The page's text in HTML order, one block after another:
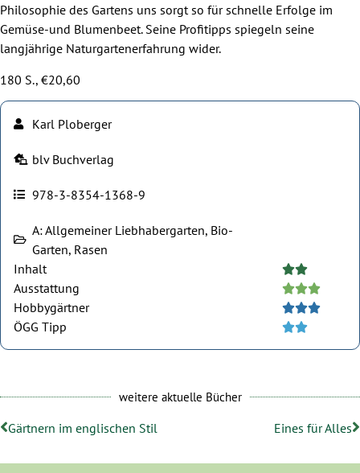
Philosophie des Gartens uns sorgt so für schnelle Erfolge im
Gemüse-und Blumenbeet. Seine Profitipps spiegeln seine
langjährige Naturgartenerfahrung wider.
180 S., €20,60
Karl Ploberger
blv Buchverlag
978-3-8354-1368-9
A: Allgemeiner Liebhabergarten, Bio-
Garten, Rasen
Inhalt

Ausstattung 
Hobbygärtner 
ÖGG Tipp 
weitere aktuelle Bücher
Gärtnern im englischen Stil Eines für Alles